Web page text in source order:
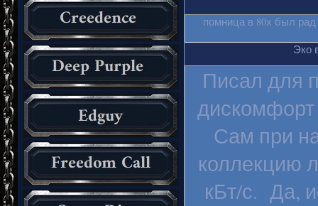
помница в 80х был
Эко
Писал для
Сам при
коллекцию
кБт/с. Да,